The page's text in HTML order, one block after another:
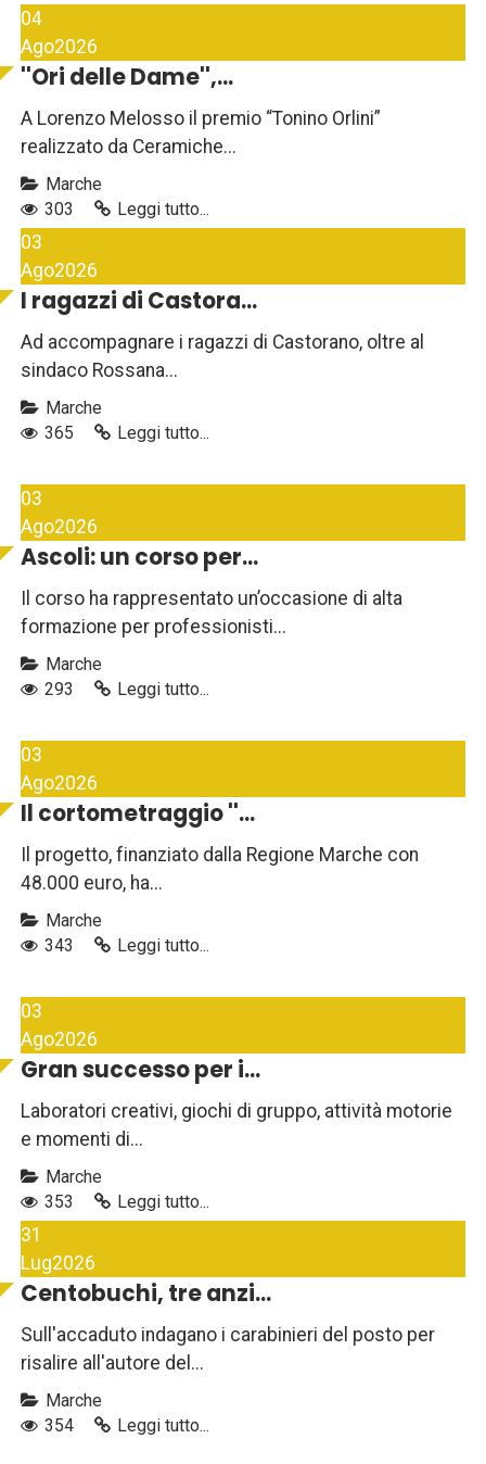
04
Ago2026
''Ori delle Dame'',...
A Lorenzo Melosso il premio “Tonino Orlini”
realizzato da Ceramiche...
Marche
303
Leggi tutto...
03
Ago2026
I ragazzi di Castora...
Ad accompagnare i ragazzi di Castorano, oltre al
sindaco Rossana...
Marche
365
Leggi tutto...
03
Ago2026
Ascoli: un corso per...
Il corso ha rappresentato un’occasione di alta
formazione per professionisti...
Marche
293
Leggi tutto...
03
Ago2026
Il cortometraggio ''...
Il progetto, finanziato dalla Regione Marche con
48.000 euro, ha...
Marche
343
Leggi tutto...
03
Ago2026
Gran successo per i...
Laboratori creativi, giochi di gruppo, attività motorie
e momenti di...
Marche
353
Leggi tutto...
31
Lug2026
Centobuchi, tre anzi...
Sull'accaduto indagano i carabinieri del posto per
risalire all'autore del...
Marche
354
Leggi tutto...